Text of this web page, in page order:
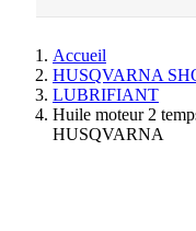
Accueil
HUSQVARNA
LUBRIFIANT
Huile moteur 2
HUSQVARNA